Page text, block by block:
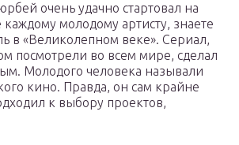
очень удачно стартовал на
молодому артисту, знаете
в «Великолепном веке». Сериал,
посмотрели во всем мире, сделал
Молодого человека называли
кино. Правда, он сам крайне
к выбору проектов,